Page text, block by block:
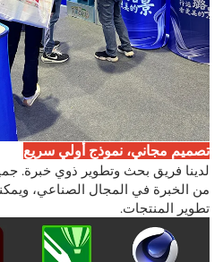
تصميم مجاني، نموذج أولي سريع
لدينا فريق بحث وتطوير ذوي خبرة.
من الخبرة في المجال الصناعي،
تطوير المنتجات.